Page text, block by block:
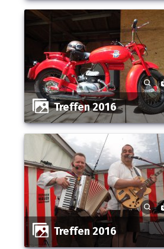
Treffen 2016
Treffen 2016